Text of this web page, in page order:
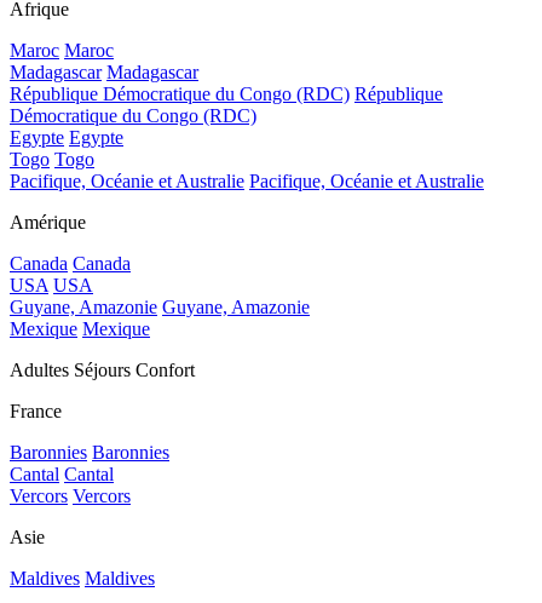
Afrique
Maroc Maroc
Madagascar Madagascar
République Démocratique du Congo (RDC) République
Démocratique du Congo (RDC)
Egypte Egypte
Togo Togo
Pacifique, Océanie et Australie Pacifique, Océanie et Australie
Amérique
Canada Canada
USA USA
Guyane, Amazonie Guyane, Amazonie
Mexique Mexique
Adultes Séjours Confort
France
Baronnies Baronnies
Cantal Cantal
Vercors Vercors
Asie
Maldives Maldives